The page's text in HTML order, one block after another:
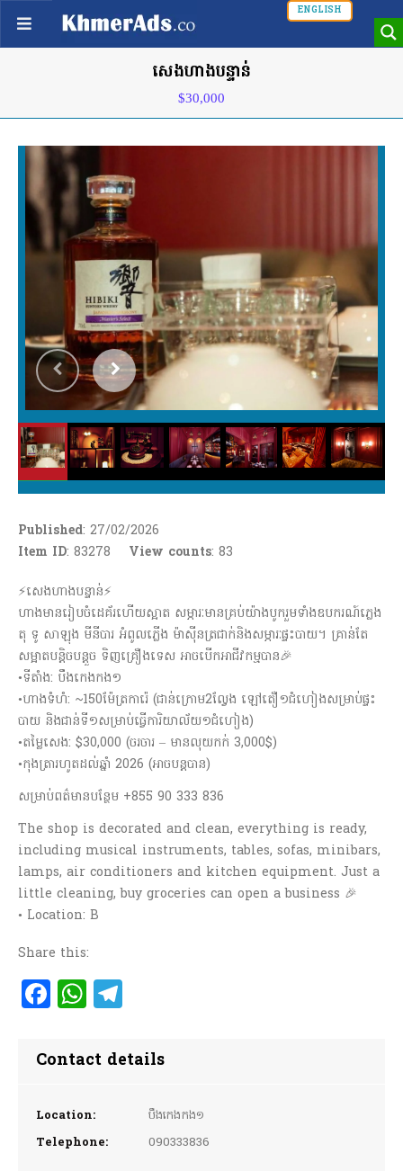
ENGLISH
សេងហាងបន្ទាន់
$30,000
Published: 27/02/2026
Item ID: 83278 View counts: 83
⚡️សេងហាងបន្ទាន់⚡️
ហាងមានរៀបចំដេគ័រហើយស្អាត សម្ភារៈមានគ្រប់យ៉ាងបូករួមទាំងឧបករណ៍ភ្លេង
តុ ទូ សាឡុង មីនីបារ អំពូលភ្លើង ម៉ាសុីនត្រជាក់និងសម្ភារៈផ្ទះបាយ។ គ្រាន់តែ
សម្អាតបន្តិចបន្តួច ទិញគ្រឿងទេស អាចបើកអាជីវកម្មបាន🎉
•ទីតាំង: បឹងកេងកង១
•ហាងទំហំ: ~150ម៉ែត្រការ៉េ (ជាន់ក្រោម2ល្វែង ឡៅតឿ១ជំហៀងសម្រាប់ផ្ទះ
បាយ និងជាន់ទី១សម្រាប់ធ្វើការិយាល័យ១ជំហៀង)
•តម្លៃសេង: $30,000 (ចរចារ – មានលុយកក់ 3,000$)
•កុងត្រារហូតដល់ឆ្នាំ 2026 (អាចបន្តបាន)
សម្រាប់ពត៌មានបន្ថែម +855 90 333 836
The shop is decorated and clean, everything is ready,
including musical instruments, tables, sofas, minibars,
lamps, air conditioners and kitchen equipment. Just a
little cleaning, buy groceries can open a business 🎉
• Location: B
Share this:
Facebook
WhatsApp
Contact details
Location:
បឹងកេងកង១
Telephone:
090333836